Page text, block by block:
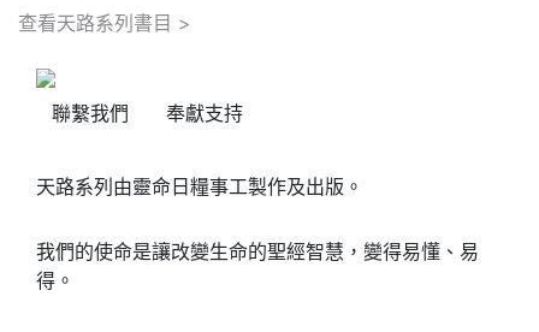
查看天路系列書目 >
聯繫我們 奉獻支持
天路系列由靈命日糧事工製作及出版。
我們的使命是讓改變生命的聖經智慧，變得易懂、易
得。